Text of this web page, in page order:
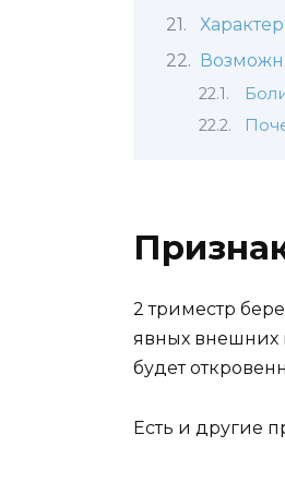
2 триместр
явных внешних
будет
Есть и другие